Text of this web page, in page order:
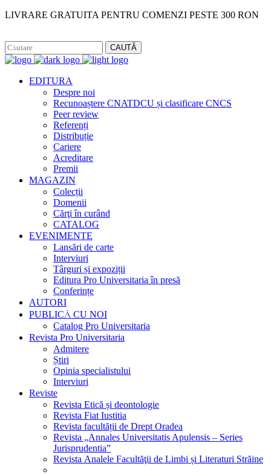
LIVRARE GRATUITA PENTRU COMENZI PESTE 300 RON
CAUTĂ
EDITURA
Despre noi
Recunoaștere CNATDCU și clasificare CNCS
Peer review
Referenți
Distribuție
Cariere
Acreditare
Premii
MAGAZIN
Colecții
Domenii
Cărţi în curând
CATALOG
EVENIMENTE
Lansări de carte
Interviuri
Târguri și expoziții
Editura Pro Universitaria în presă
Conferințe
AUTORI
PUBLICĂ CU NOI
Catalog Pro Universitaria
Revista Pro Universitaria
Admitere
Știri
Opinia specialistului
Interviuri
Reviste
Revista Etică și deontologie
Revista Fiat Iustitia
Revista facultății de Drept Oradea
Revista „Annales Universitatis Apulensis – Series
Jurisprudentia”
Revista Analele Facultăţii de Limbi și Literaturi Străine